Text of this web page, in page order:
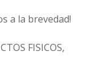
a la brevedad!
FISICOS,